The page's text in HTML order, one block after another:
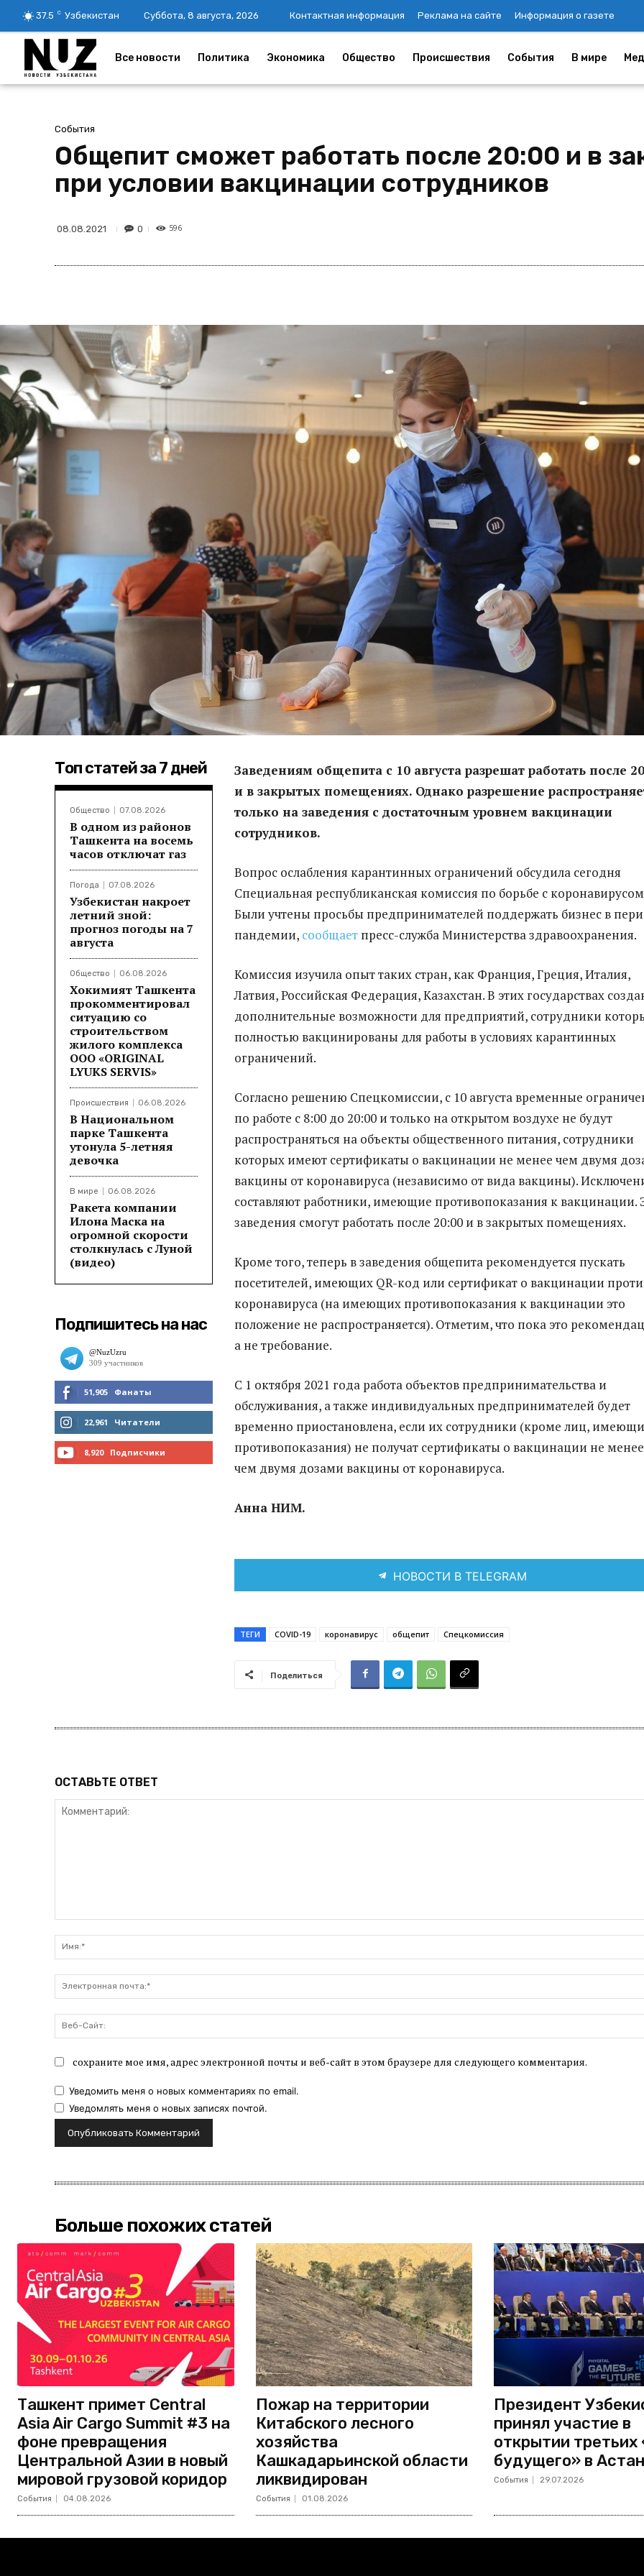
37.5 C Узбекистан Суббота, 8 августа, 2026 Контактная информация Реклама на сайте Информация о газете
Все новости Политика Экономика Общество Происшествия События В мире
События
Общепит сможет работать после 20:00 и в
при условии вакцинации сотрудников
08.08.2021 0 596
Топ статей за 7 дней
Общество 07.08.2026
В одном из районов
Ташкента на восемь
часов отключат газ
Погода 07.08.2026
Узбекистан накроет
летний зной:
прогноз погоды на 7
августа
Общество 06.08.2026
Хокимият Ташкента
прокомментировал
ситуацию со
строительством
жилого комплекса
ООО «ORIGINAL
LYUKS SERVIS»
Происшествия 06.08.2026
В Национальном
парке Ташкента
утонула 5-летняя
девочка
В мире 06.08.2026
Ракета компании
Илона Маска на
огромной скорости
столкнулась с Луной
(видео)
Подпишитесь на нас
51,905 Фанаты
МНЕ НРАВИТСЯ
22,961 Читатели
8,920 Подписчики
Заведениям общепита с 10 августа разрешат работать после
и в закрытых помещениях. Однако разрешение
только на заведения с достаточным уровнем вакцинации
сотрудников.
Вопрос ослабления карантинных ограничений обсудила сегодня
Специальная республиканская комиссия по борьбе с
Были учтены просьбы предпринимателей поддержать бизнес в
пандемии, сообщает пресс-служба Министерства здравоохранения.
Комиссия изучила опыт таких стран, как Франция, Греция, Италия,
Латвия, Российская Федерация, Казахстан. В этих государствах
дополнительные возможности для предприятий, сотрудники
полностью вакцинированы для работы в условиях карантинных
ограничений.
Согласно решению Спецкомиссии, с 10 августа временные
по работе с 8:00 до 20:00 и только на открытом воздухе не будут
распространяться на объекты общественного питания, сотрудники
которых имеют сертификаты о вакцинации не менее чем двумя
вакцины от коронавируса (независимо от вида вакцины).
составляют работники, имеющие противопоказания к вакцинации.
заведения смогут работать после 20:00 и в закрытых помещениях.
Кроме того, теперь в заведения общепита рекомендуется пускать
посетителей, имеющих QR-код или сертификат о вакцинации
коронавируса (на имеющих противопоказания к вакцинации это
положение не распространяется). Отметим, что пока это
а не требование.
С 1 октября 2021 года работа объектов предпринимательства и
обслуживания, а также индивидуальных предпринимателей будет
временно приостановлена, если их сотрудники (кроме лиц,
противопоказания) не получат сертификаты о вакцинации не менее
чем двумя дозами вакцины от коронавируса.
Анна НИМ.
НОВОСТИ В TELEGRAM
ТЕГИ COVID-19 коронавирус общепит Спецкомиссия
Поделиться
ОСТАВЬТЕ ОТВЕТ
сохраните мое имя, адрес электронной почты и веб-сайт в этом браузере для следующего комментария.
Уведомить меня о новых комментариях по email.
Уведомлять меня о новых записях почтой.
Больше похожих статей
Ташкент примет Central
Asia Air Cargo Summit #3 на
фоне превращения
Центральной Азии в новый
мировой грузовой коридор
События 04.08.2026
Пожар на территории
Китабского лесного
хозяйства
Кашкадарьинской области
ликвидирован
События 01.08.2026
Президент
принял участие в
открытии третьих
будущего» в
События 29.07.2026